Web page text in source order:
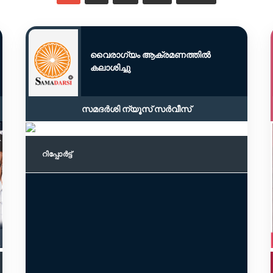
വൈരാഗ്യം ആക്രമണത്തിൽ
കലാശിച്ചു
സമദർശി ന്യൂസ് സർവീസ്
റിപ്പോര്‍ട്ട്